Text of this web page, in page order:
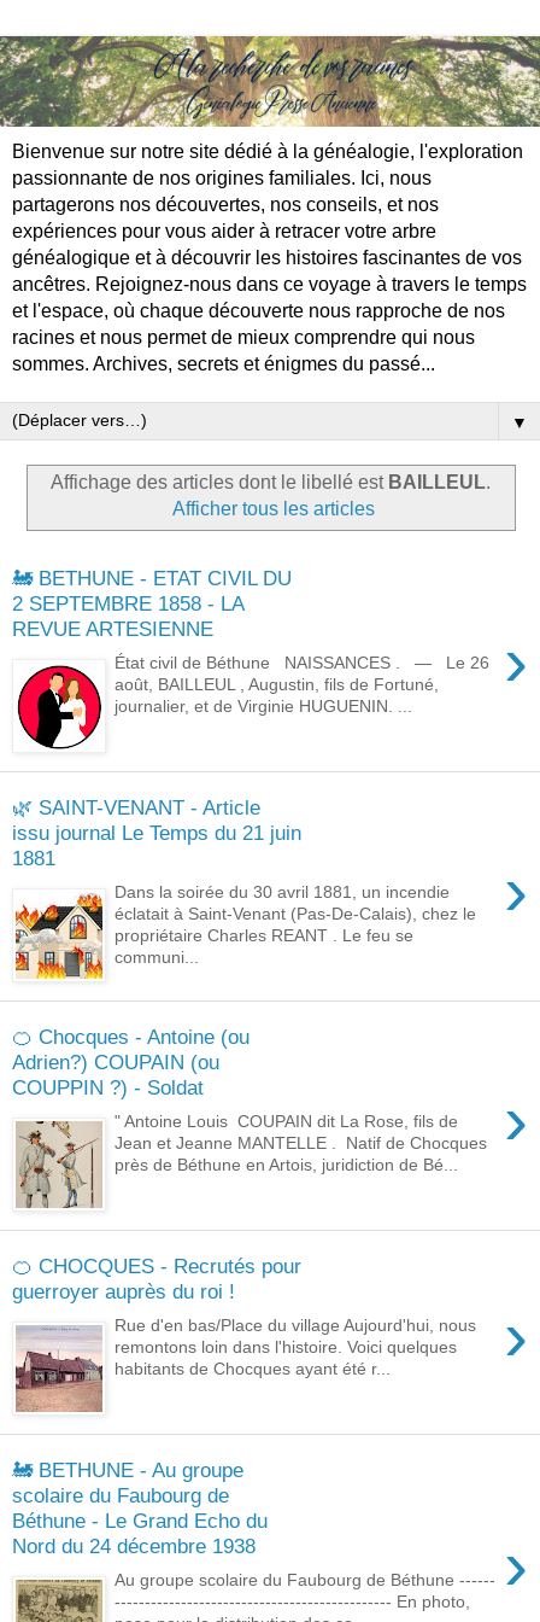
Bienvenue sur notre site dédié à la généalogie, l'exploration
passionnante de nos origines familiales. Ici, nous
partagerons nos découvertes, nos conseils, et nos
expériences pour vous aider à retracer votre arbre
généalogique et à découvrir les histoires fascinantes de vos
ancêtres. Rejoignez-nous dans ce voyage à travers le temps
et l'espace, où chaque découverte nous rapproche de nos
racines et nous permet de mieux comprendre qui nous
sommes. Archives, secrets et énigmes du passé...
▼
Affichage des articles dont le libellé est BAILLEUL.
Afficher tous les articles
🚂 BETHUNE - ETAT CIVIL DU
2 SEPTEMBRE 1858 - LA
REVUE ARTESIENNE
›
État civil de Béthune NAISSANCES . — Le 26
août, BAILLEUL , Augustin, fils de Fortuné,
journalier, et de Virginie HUGUENIN. ...
🌿 SAINT-VENANT - Article
issu journal Le Temps du 21 juin
1881
›
Dans la soirée du 30 avril 1881, un incendie
éclatait à Saint-Venant (Pas-De-Calais), chez le
propriétaire Charles REANT . Le feu se
communi...
🍊 Chocques - Antoine (ou
Adrien?) COUPAIN (ou
COUPPIN ?) - Soldat
›
" Antoine Louis COUPAIN dit La Rose, fils de
Jean et Jeanne MANTELLE . Natif de Chocques
près de Béthune en Artois, juridiction de Bé...
🍊 CHOCQUES - Recrutés pour
guerroyer auprès du roi !
›
Rue d'en bas/Place du village Aujourd'hui, nous
remontons loin dans l'histoire. Voici quelques
habitants de Chocques ayant été r...
🚂 BETHUNE - Au groupe
scolaire du Faubourg de
Béthune - Le Grand Echo du
Nord du 24 décembre 1938
›
Au groupe scolaire du Faubourg de Béthune ------
---------------------------------------------- En photo,